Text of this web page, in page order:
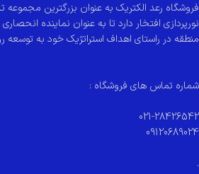
فروشگاه رعد الکتریک به عنوان بزرگترین مجموعه
نورپردازی افتخار دارد تا به عنوان نماینده
منطقه در راستای اهداف استراتژیک خود به توسعه
شماره تماس های فروشگاه :
021-28426542
09120689024
.